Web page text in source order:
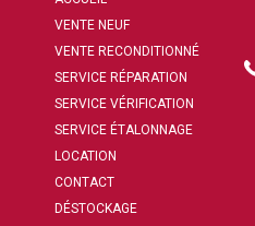
VENTE NEUF
VENTE RECONDITIONNÉ
SERVICE RÉPARATION
SERVICE VÉRIFICATION
SERVICE ÉTALONNAGE
LOCATION
CONTACT
DÉSTOCKAGE